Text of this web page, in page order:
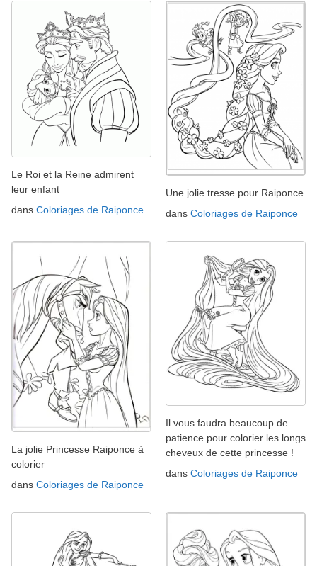
Le Roi et la Reine admirent
leur enfant
dans Coloriages de Raiponce
Une jolie tresse pour Raiponce
dans Coloriages de Raiponce
La jolie Princesse Raiponce à
colorier
dans Coloriages de Raiponce
Il vous faudra beaucoup de
patience pour colorier les longs
cheveux de cette princesse !
dans Coloriages de Raiponce